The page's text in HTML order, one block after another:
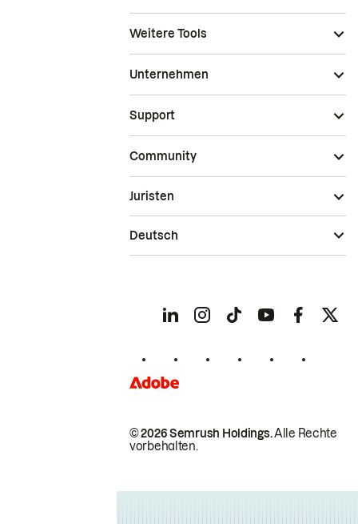
Weitere Tools
Unternehmen
Support
Community
© 2026 Semrush Holdings.Alle Rechte
vorbehalten.
Juristen
Deutsch